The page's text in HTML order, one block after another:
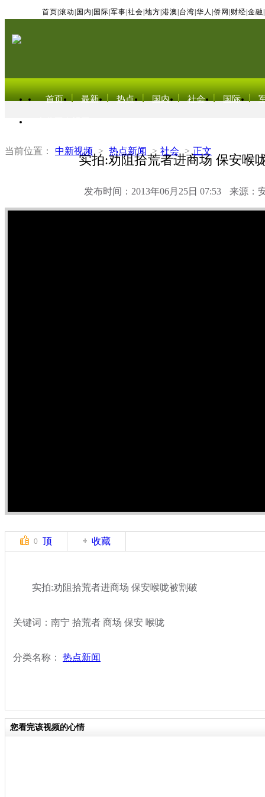
首页 滚动 国内 国际 军事 社会 地方 港澳 台湾 华人 侨网 财经 金融
首页 最新 热点 国内 社会 国际
当前位置： 中新视频 > 热点新闻 > 社会 > 正文
实拍:劝阻拾荒者进商场 保安喉
发布时间：2013年06月25日 07:53 来源：
0 顶 收藏
实拍:劝阻拾荒者进商场 保安喉咙被割破
关键词：南宁 拾荒者 商场 保安 喉咙
分类名称： 热点新闻
您看完该视频的心情